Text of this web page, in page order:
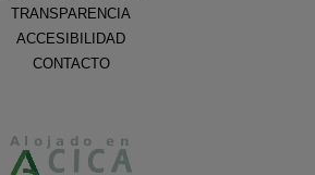
TRANSPARENCIA
ACCESIBILIDAD
CONTACTO